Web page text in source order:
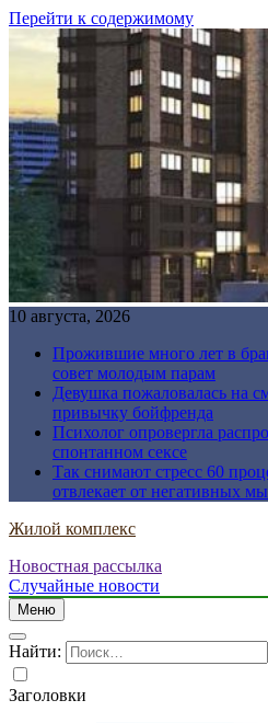
Перейти к содержимому
10 августа, 2026
Прожившие много лет в
совет молодым парам
Девушка пожаловалась на
привычку бойфренда
Психолог опровергла
спонтанном сексе
Так снимают стресс 60
отвлекает от негативных
Жилой комплекс
Новостная рассылка
Случайные новости
Меню
Найти:
Заголовки